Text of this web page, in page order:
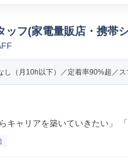
ッフ(家電量販店・携帯
し（月10h以下）／定着率90%超／
キャリアを築いていきたい」 「